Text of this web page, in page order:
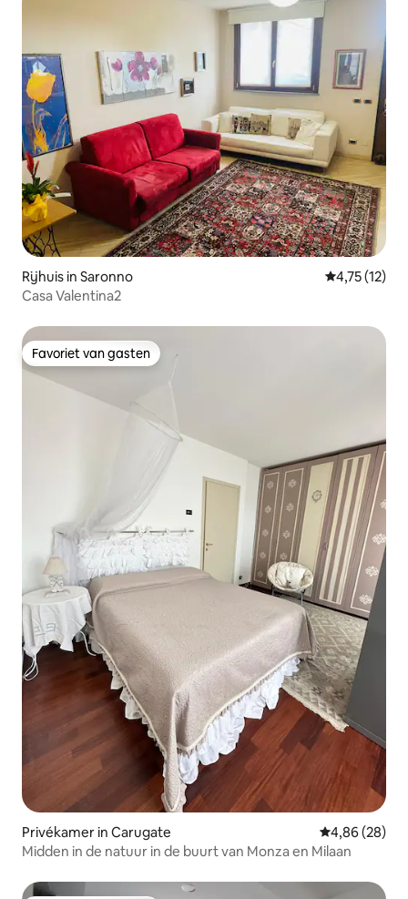
Rijhuis in Saronno Gemiddelde
4,75 (12)
Casa Valentina2
Favoriet van gasten
Favoriet van gasten
Privékamer in Carugate Gemiddelde
4,86 (28)
Midden in de natuur in de buurt van Monza en Milaan